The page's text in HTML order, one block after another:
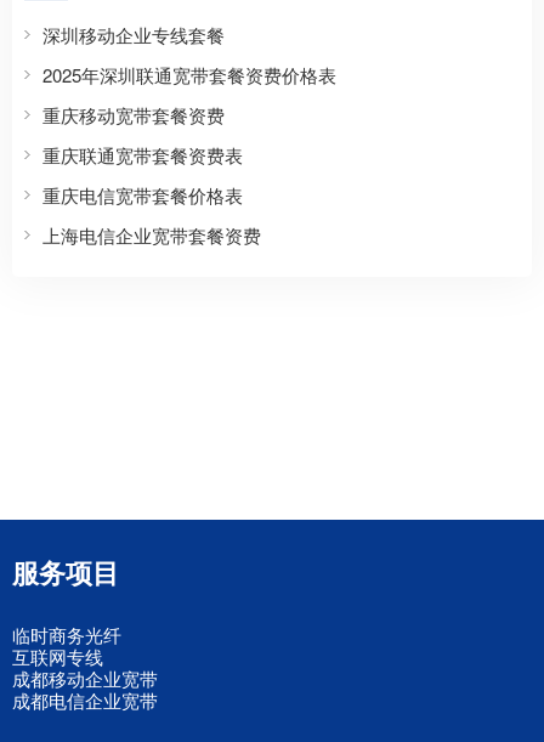
深圳移动企业专线套餐
2025年深圳联通宽带套餐资费价格表
重庆移动宽带套餐资费
重庆联通宽带套餐资费表
重庆电信宽带套餐价格表
上海电信企业宽带套餐资费
服务项目
临时商务光纤
互联网专线
成都移动企业宽带
成都电信企业宽带